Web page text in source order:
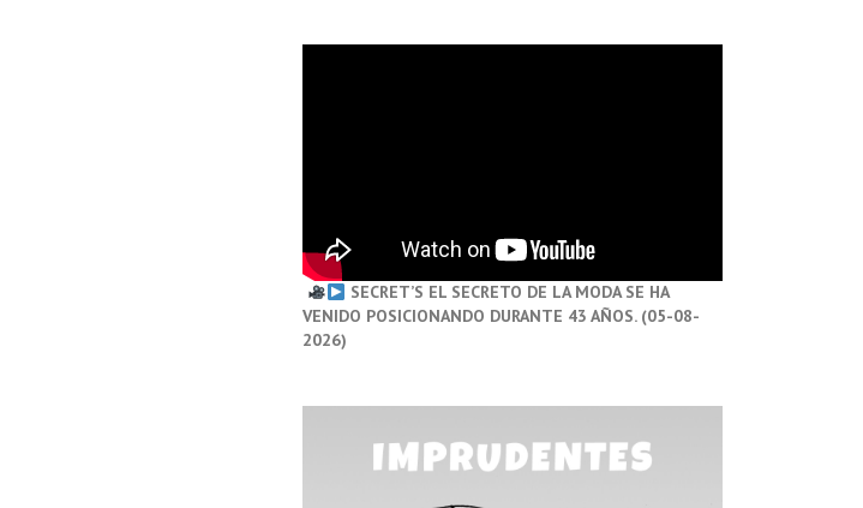
SECRET’S EL SECRETO DE LA MODA SE HA
VENIDO POSICIONANDO DURANTE 43 AÑOS. (05-08-
2026)